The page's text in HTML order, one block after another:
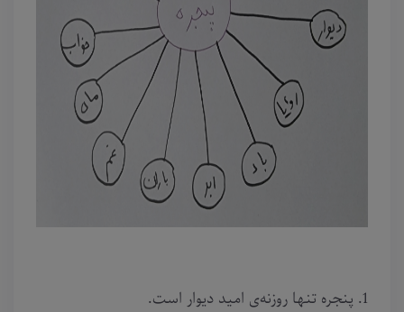
1. پنجره تنها روزنه‌ی امید دیوار است.